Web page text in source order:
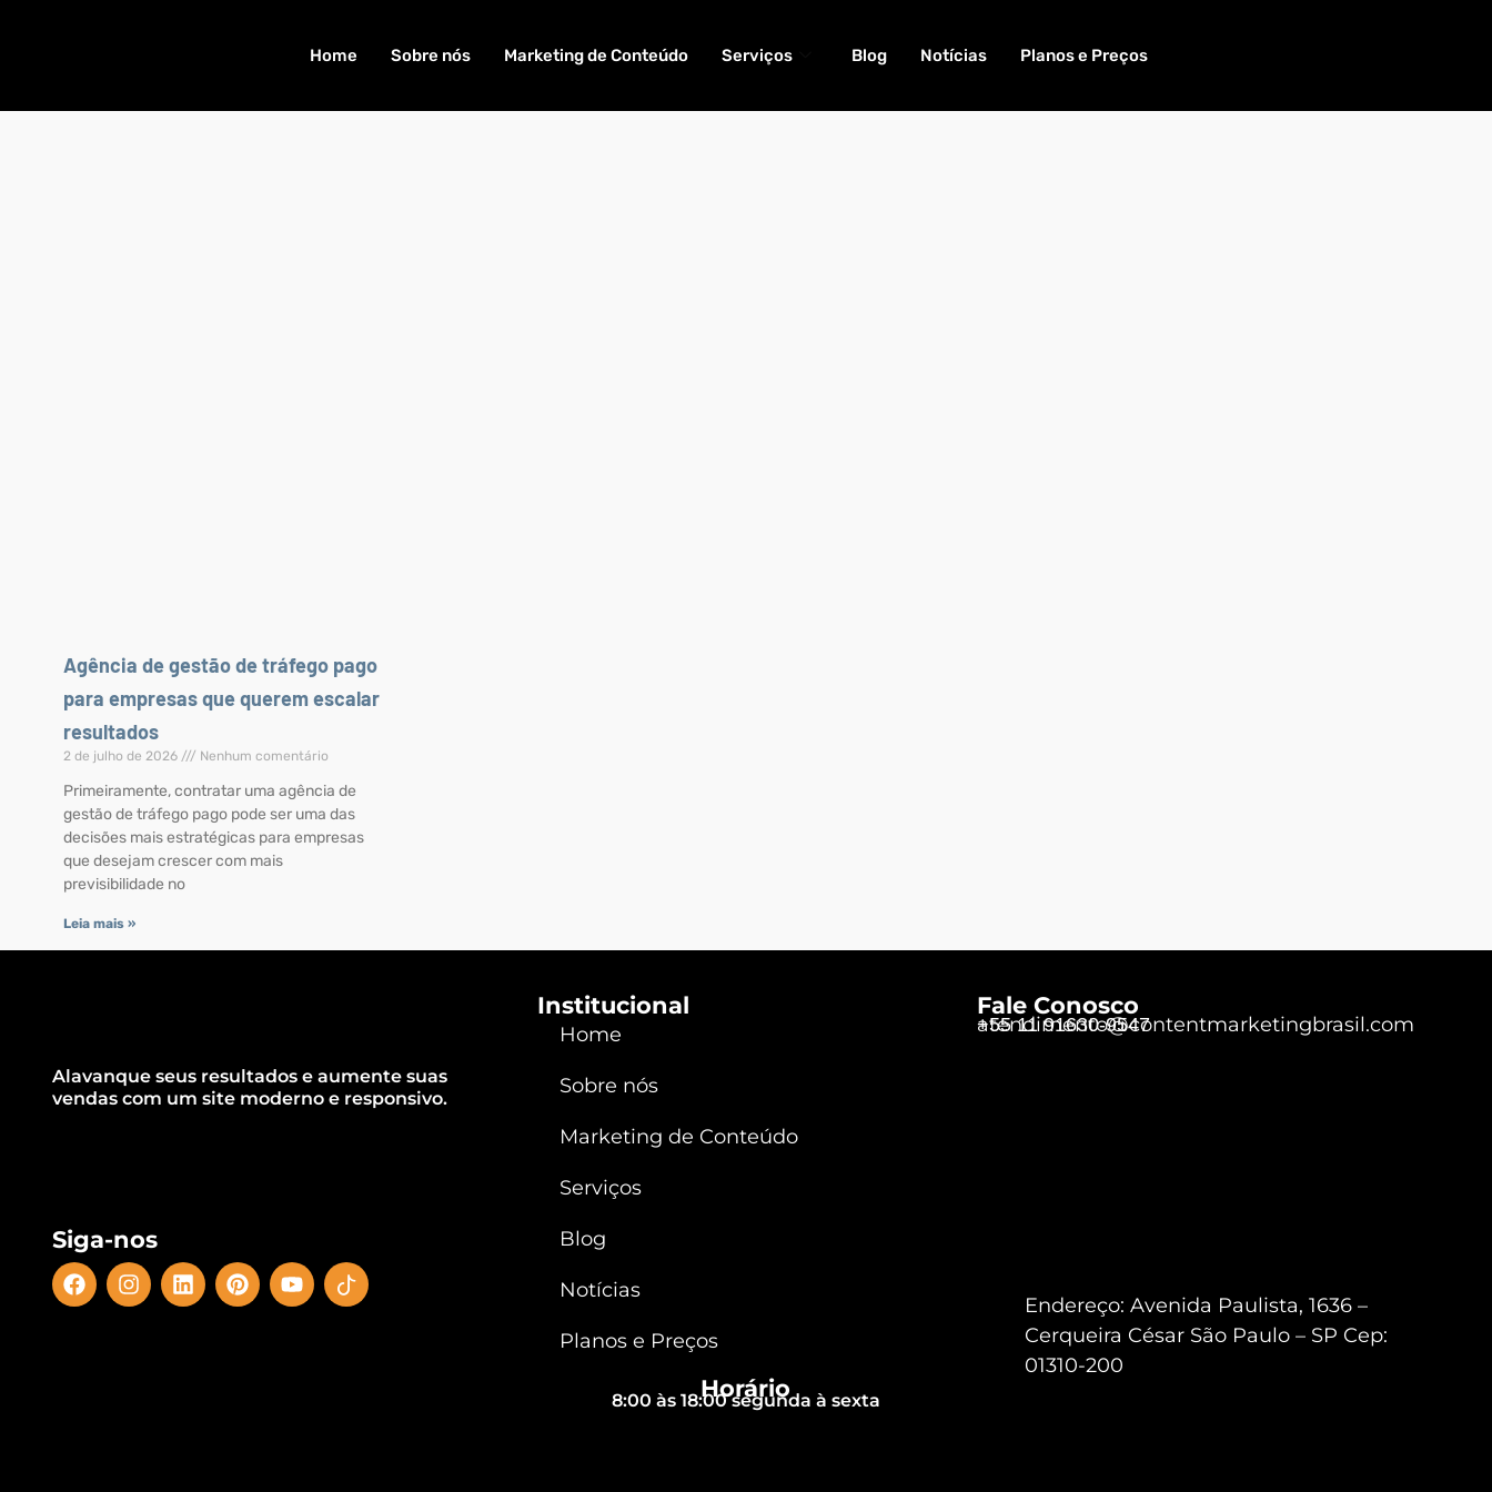
Home Sobre nós Marketing de Conteúdo Serviços Blog Notícias Planos e Preços
Agência de gestão de tráfego pago
para empresas que querem escalar
resultados
2 de julho de 2026 Nenhum comentário
Primeiramente, contratar uma agência de
gestão de tráfego pago pode ser uma das
decisões mais estratégicas para empresas
que desejam crescer com mais
previsibilidade no
Leia mais »
Alavanque seus resultados e aumente suas
vendas com um site moderno e responsivo.
Siga-nos
Institucional
Home
Sobre nós
Marketing de Conteúdo
Serviços
Blog
Notícias
Planos e Preços
Horário
8:00 às 18:00 segunda à sexta
Fale Conosco
+55 11 91630-9547
atendimento@contentmarketingbrasil.com
Endereço: Avenida Paulista, 1636 –
Cerqueira César São Paulo – SP Cep:
01310-200